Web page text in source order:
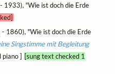
1933), "Wie ist doch die Erde
1860), "Wie ist doch die Erde
Singstimme mit Begleitung
piano ] [sung text checked 1